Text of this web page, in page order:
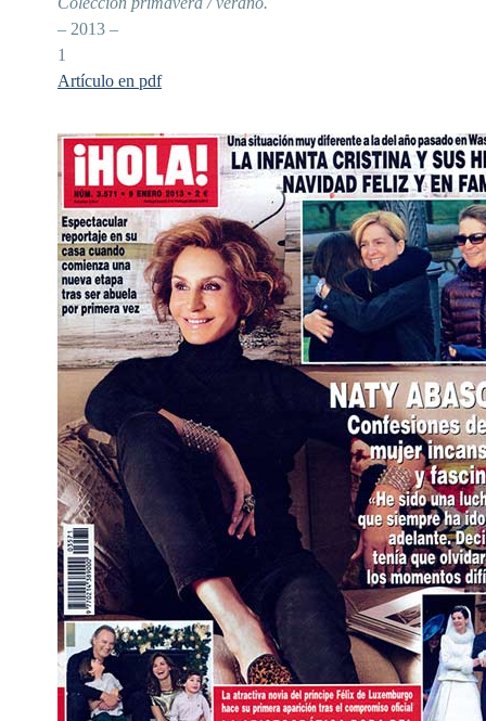
– 2013 –
1
Artículo en pdf